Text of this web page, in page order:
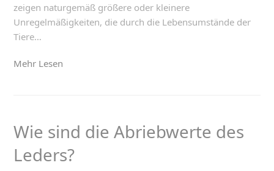
zeigen naturgemäß größere oder kleinere
Unregelmäßigkeiten, die durch die Lebensumstände der
Tiere…
Mehr Lesen
Wie sind die Abriebwerte des
Leders?